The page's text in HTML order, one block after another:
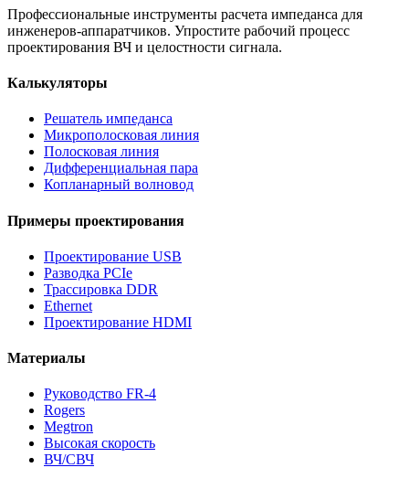
Профессиональные инструменты расчета импеданса для
инженеров-аппаратчиков. Упростите рабочий процесс
проектирования ВЧ и целостности сигнала.
Калькуляторы
Решатель импеданса
Микрополосковая линия
Полосковая линия
Дифференциальная пара
Копланарный волновод
Примеры проектирования
Проектирование USB
Разводка PCIe
Трассировка DDR
Ethernet
Проектирование HDMI
Материалы
Руководство FR-4
Rogers
Megtron
Высокая скорость
ВЧ/СВЧ